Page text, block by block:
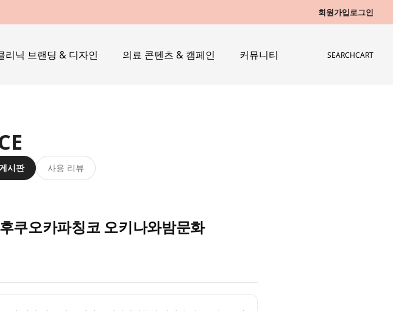
회원가입로그인
리닉 브랜딩 & 디자인 의료 콘텐츠 & 캠페인 커뮤니티 SEARCHCART
시판 사용 리뷰
쿠오카파칭코 오키나와밤문화